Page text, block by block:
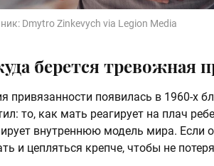
Dmytro Zinkevych via Legion Media
берется тревожная
привязанности появилась в 1960-х
то, как мать реагирует на плач
внутреннюю модель мира. Если
и цепляться крепче, чтобы не